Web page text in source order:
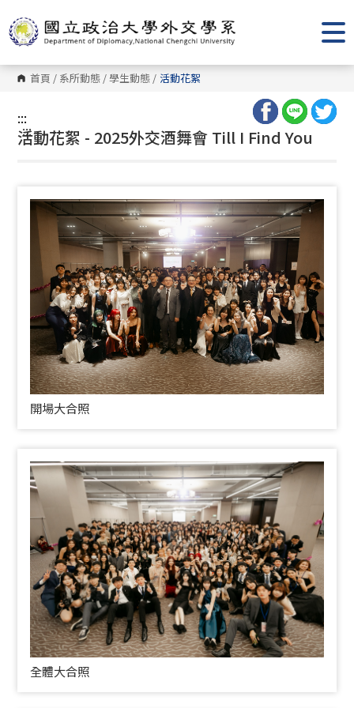
到
主
要
內
容
區 首頁 / 系所動態 /學生動態 / 活動花絮
:::
:::
活動花絮 - 2025外交酒舞會 Till I Find You
開場大合照
全體大合照